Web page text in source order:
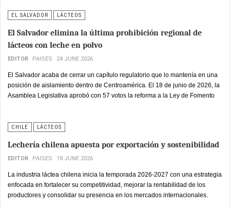
EL SALVADOR LÁCTEOS
El Salvador elimina la última prohibición regional de
lácteos con leche en polvo
EDITOR PAISES 24 JUNE 2026
El Salvador acaba de cerrar un capítulo regulatorio que lo mantenía en una
posición de aislamiento dentro de Centroamérica. El 18 de junio de 2026, la
Asamblea Legislativa aprobó con 57 votos la reforma a la Ley de Fomento
reconstitución o recombinación de leche en polvo, restricción que data de
país de la región que vedaba expresamente esa práctica.
CHILE LÁCTEOS
Lechería chilena apuesta por exportación y sostenibilidad
EDITOR PAISES 18 JUNE 2026
La industria láctea chilena inicia la temporada 2026-2027 con una estrategia
enfocada en fortalecer su competitividad, mejorar la rentabilidad de los
productores y consolidar su presencia en los mercados internacionales.